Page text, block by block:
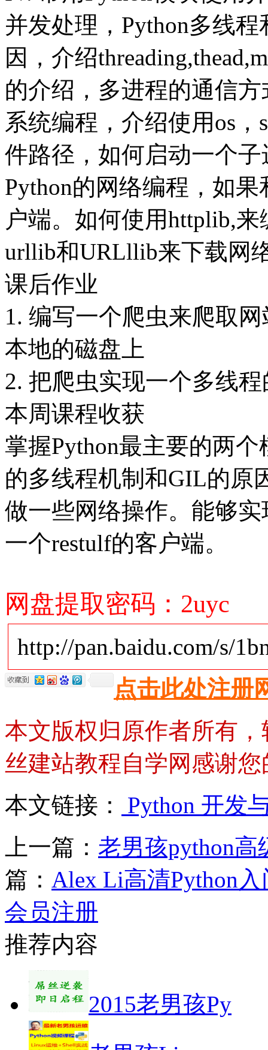
并发处理，Python多线
因，介绍
的介绍，多进程的通信方
系统编程，介绍使用os
件路径，如何启动一个
Python的网络编程，如
户端。如何使用httplib,
urllib和URLllib来下载网
课后作业
1. 编写一个爬虫来爬取
本地的磁盘上
2. 把爬虫实现一个多线
本周课程收获
掌握Python最主要的两个
的多线程机制和GIL的原
做一些网络操作。能够
一个restulf的客户端。
网盘提取密码：2uyc
http://pan.baidu.com/s/
点击此处注册
本文版权归原作者所有
丝建站教程自学网感谢
本文链接：
Python 开发
上一篇： 老男孩python
篇： Alex Li高清Python
会员注册
推荐内容
2015老男孩Py